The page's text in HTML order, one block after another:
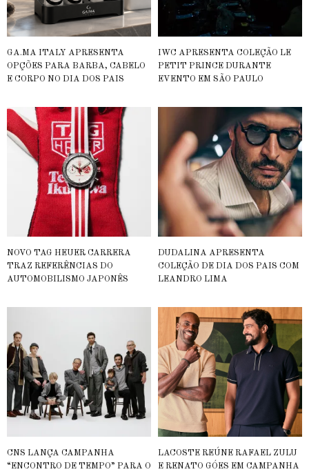
GA.MA ITALY APRESENTA
OPÇÕES PARA BARBA, CABELO
E CORPO NO DIA DOS PAIS
IWC APRESENTA COLEÇÃO LE
PETIT PRINCE DURANTE
EVENTO EM SÃO PAULO
NOVO TAG HEUER CARRERA
TRAZ REFERÊNCIAS DO
AUTOMOBILISMO JAPONÊS
DUDALINA APRESENTA
COLEÇÃO DE DIA DOS PAIS COM
LEANDRO LIMA
CNS LANÇA CAMPANHA
“ENCONTRO DE TEMPO” PARA O
LACOSTE REÚNE RAFAEL ZULU
E RENATO GÓES EM CAMPANHA